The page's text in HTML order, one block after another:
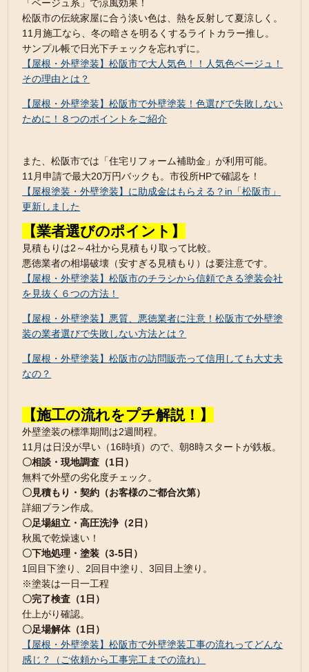
「ベージュ系」で涼風効果！
松阪市の伝統家屋に合う淡い色は、熱を反射して夏涼しく。
11月施工なら、冬の暗さを明るくするライトカラー推し。
サンプル帳で日光下チェックを忘れずに。
【屋根・外壁塗装】松阪市で大人気色！！人気色ベージュ！
その理由とは？
【屋根・外壁塗装】松阪市で外壁塗装！色選びで失敗しない
ために！８つのポイントをご紹介
また、松阪市では「住宅リフォーム補助金」が利用可能。
11月申請で最大20万円バックも。市役所HPで確認を！
【屋根塗装・外壁塗装】に助成金はもらえる？in「松阪市」
更新しました
【業者選びのポイント】
見積もりは2～4社から見積もり取って比較。
悪徳業者の相場破壊（安すぎる見積もり）は要注意です。
【屋根・外壁塗装】松阪市のチラシから信頼できる塗装会社
を見抜く６つの方法！
【屋根・外壁塗装】悪質、悪徳業者に注意！松阪市で外壁塗
装の業者選びで失敗しない方法とは？
【屋根・外壁塗装】松阪市の訪問販売って信用しても大丈夫
なの？
【施工の流れをプチ解説！】
外壁塗装の標準期間は2週間程。
11月は日没が早い（16時頃）ので、朝8時スタートが鉄板。
〇相談・現地調査（1日）
無料で外壁の劣化度チェック。
〇見積もり・契約（お客様のご都合次第）
詳細プラン作成。
〇足場組立・高圧洗浄（2日）
秋風で乾燥速い！
〇下地処理・塗装（3-5日）
1回目下塗り、2回目中塗り、3回目上塗り。
※塗装は一日一工程
〇完了検査（1日）
仕上がり確認。
〇足場解体（1日）
【屋根・外壁塗装】松阪市で外壁塗装工事の流れってどんな
感じ？（ご依頼から工事完工までの流れ）